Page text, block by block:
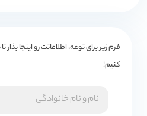
فرم زیر برای توعه، اطلاعاتت رو اینجا
کنیم!